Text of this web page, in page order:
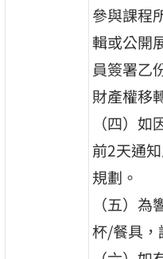
參與課程
輯或公開
員簽署乙
財產權移
（四）
前2天通
規劃。
（五）
杯/餐具，